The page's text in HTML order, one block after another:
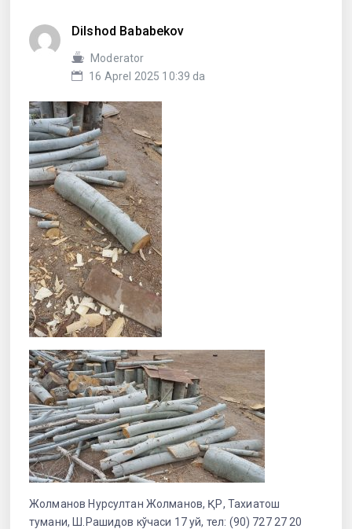
Dilshod Bababekov
Moderator
16 Aprel 2025 10:39 da
Жолманов Нурсултан Жолманов, ҚР, Тахиатош
тумани, Ш.Рашидов кўчаси 17 уй, тел: (90) 727 27 20